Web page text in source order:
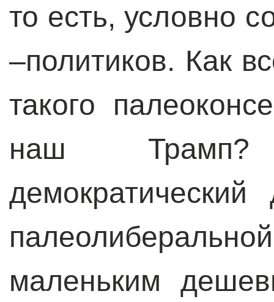
то есть, условно
–политиков. Как
такого
наш
маленьким